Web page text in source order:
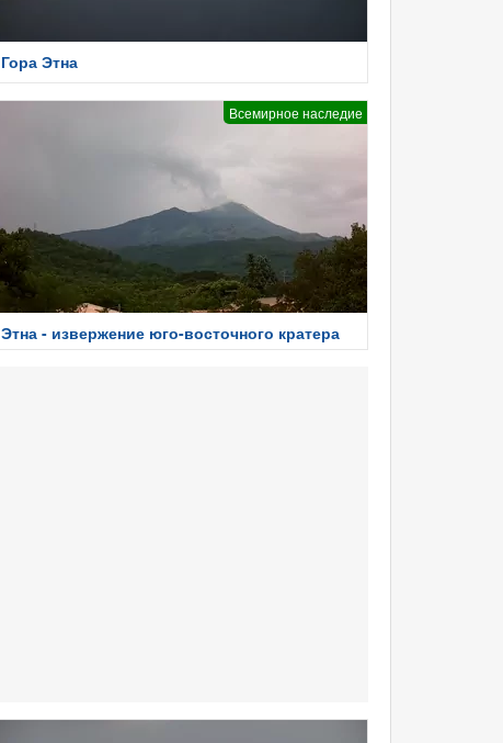
Гора Этна
Всемирное наследие
Этна - извержение юго-восточного кратера